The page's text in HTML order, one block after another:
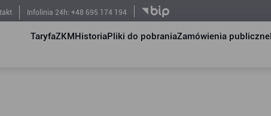
Infolinia 24h: +48 695 174 194
TaryfaZKMHistoriaPliki do pobraniaZamówienia publiczne